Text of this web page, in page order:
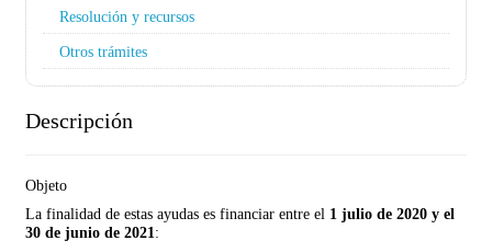
Resolución y recursos
Otros trámites
Descripción
Objeto
La finalidad de estas ayudas es financiar entre el 1 julio de 2020 y el
30 de junio de 2021: